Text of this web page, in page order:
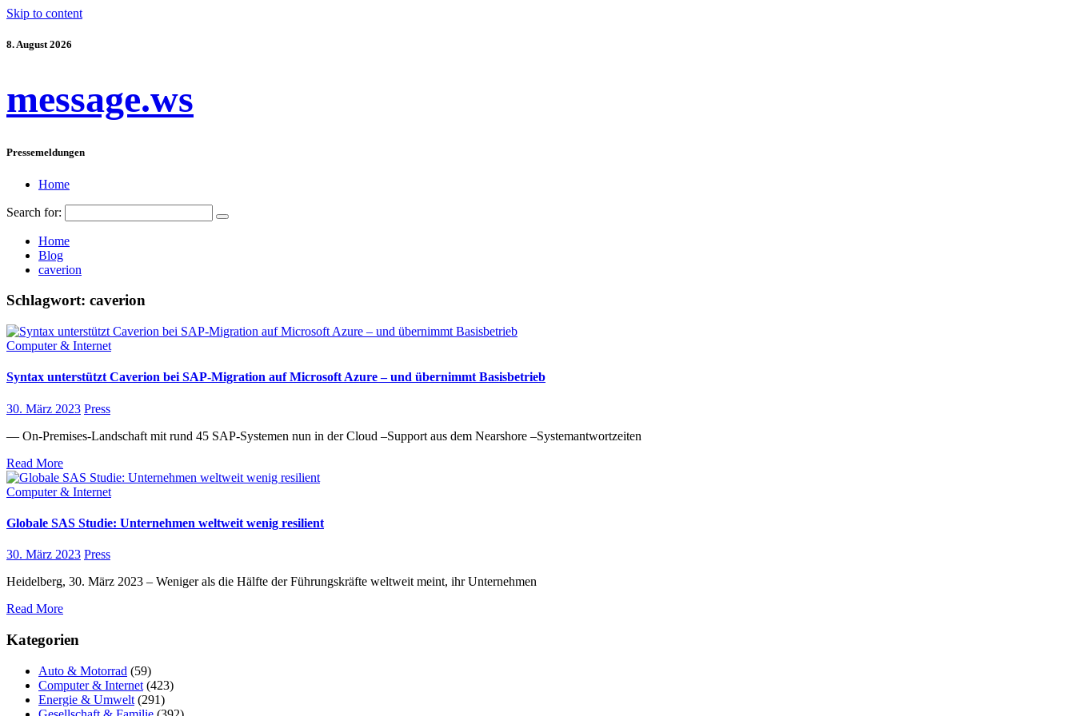
Skip to content
8. August 2026
message.ws
Pressemeldungen
Home
Search for:
Home
Blog
caverion
Schlagwort: caverion
Computer & Internet
Syntax unterstützt Caverion bei SAP-Migration auf Microsoft Azure – und übernimmt Basisbetrieb
30. März 2023 Press
— On-Premises-Landschaft mit rund 45 SAP-Systemen nun in der Cloud –Support aus dem Nearshore –Systemantwortzeiten
Read More
Computer & Internet
Globale SAS Studie: Unternehmen weltweit wenig resilient
30. März 2023 Press
Heidelberg, 30. März 2023 – Weniger als die Hälfte der Führungskräfte weltweit meint, ihr Unternehmen
Read More
Kategorien
Auto & Motorrad (59)
Computer & Internet (423)
Energie & Umwelt (291)